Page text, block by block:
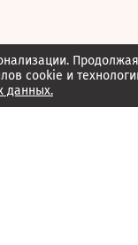
cookie и
данных.